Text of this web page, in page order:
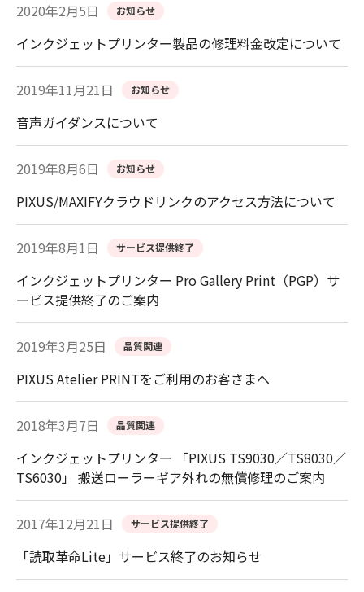
2020年2月5日 お知らせ
インクジェットプリンター製品の修理料金改定について
2019年11月21日 お知らせ
音声ガイダンスについて
2019年8月6日 お知らせ
PIXUS/MAXIFYクラウドリンクのアクセス方法について
2019年8月1日 サービス提供終了
インクジェットプリンター Pro Gallery Print（PGP）サ
ービス提供終了のご案内
2019年3月25日 品質関連
PIXUS Atelier PRINTをご利用のお客さまへ
2018年3月7日 品質関連
インクジェットプリンター 「PIXUS TS9030／TS8030／
TS6030」 搬送ローラーギア外れの無償修理のご案内
2017年12月21日 サービス提供終了
「読取革命Lite」サービス終了のお知らせ